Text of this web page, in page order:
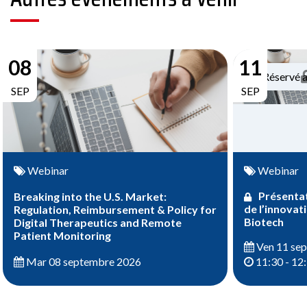
08
SEP
Webinar
Breaking into the U.S. Market:
Regulation, Reimbursement & Policy for
Digital Therapeutics and Remote
Patient Monitoring
Mar 08 septembre 2026
11
SEP
Réservé
Webinar
de
Biotech
Ven 11
11:30 -